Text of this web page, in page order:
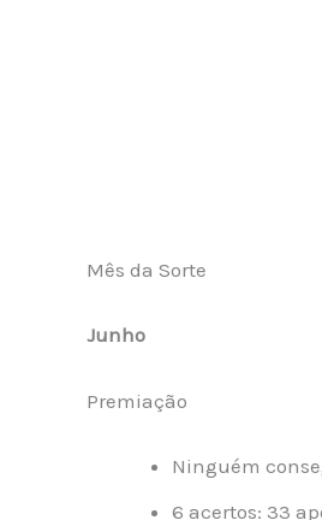
Mês da Sorte
Junho
Premiação
Ninguém
6 acertos: 33